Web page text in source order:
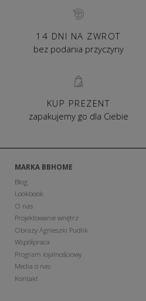
14 DNI NA ZWROT
bez podania przyczyny
KUP PREZENT
zapakujemy go dla Ciebie
MARKA BBHOME
Blog
Lookbook
O nas
Projektowanie wnętrz
Obrazy Agnieszki Pudlik
Współpraca
Program lojalnościowy
Media o nas
Kontakt